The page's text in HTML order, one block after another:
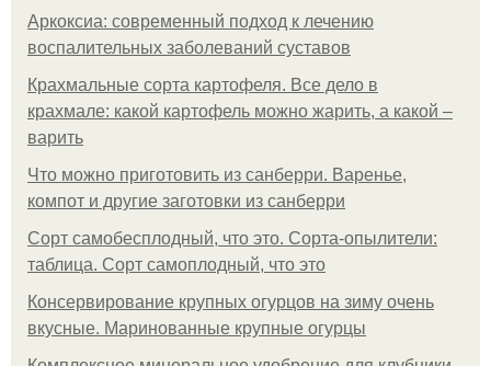
Аркоксиа: современный подход к лечению
воспалительных заболеваний суставов
Крахмальные сорта картофеля. Все дело в
крахмале: какой картофель можно жарить, а какой –
варить
Что можно приготовить из санберри. Варенье,
компот и другие заготовки из санберри
Сорт самобесплодный, что это. Сорта-опылители:
таблица. Сорт самоплодный, что это
Консервирование крупных огурцов на зиму очень
вкусные. Маринованные крупные огурцы